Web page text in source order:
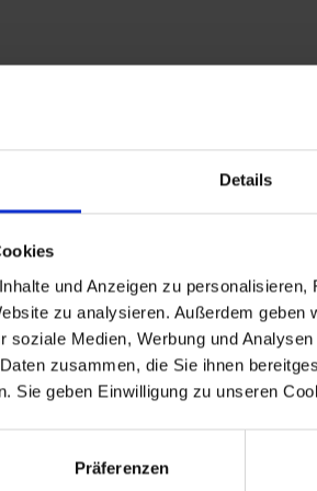
Details
und Anzeigen zu
zu analysieren. Außerdem
soziale Medien, Werbung und
zusammen, die Sie ihnen
Sie geben Einwilligung zu unseren
Präferenzen
einer MKM 1000:
Siebenrock hat sich die Mühe
wieder aufzulegen.
Laufe der Zeit verblichenen Klebesatz
besitzt, sind die neuen Klebesätze
Fans glücklich zu machen, hat
und der originalen Stickqualität. So
und garantiert Ihnen höchste Qualität,
mit unserer Neuauflage der
und rechte Seite.